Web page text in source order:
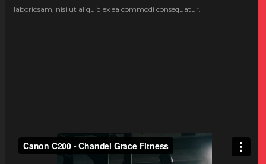
laboriosam, nisi ut aliquid ex ea commodi consequatur.